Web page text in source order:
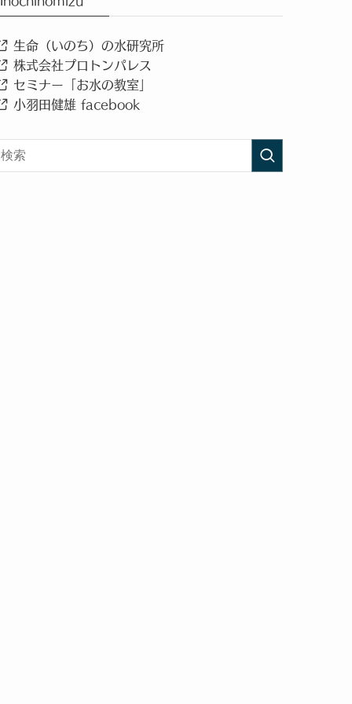
生命（いのち）の水研究所
株式会社プロトンパレス
セミナー「お水の教室」
小羽田健雄 facebook